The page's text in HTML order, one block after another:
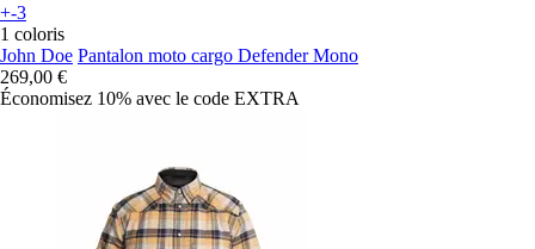
+-3
1 coloris
John Doe Pantalon moto cargo Defender Mono
269,00 €
Économisez 10% avec le code EXTRA